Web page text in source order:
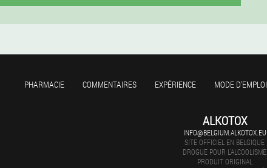
PHARMACIE COMMENTAIRES EXPÉRIENCE MODE D'EMPLOI
ALKOTOX
INFO@BELGIUM.ALKOTOX.EU
SITE OFFICIEL EN BELGIQUE
DROGUE POUR L'ALCOOLISME
PRODUIT ORIGINAL